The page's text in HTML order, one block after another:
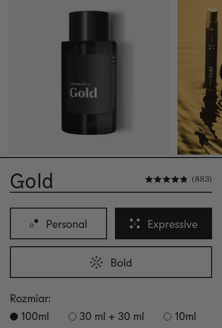
Gold 883
Personal Expressive
Bold
Rozmiar:
100ml
30 ml + 30 ml 10ml